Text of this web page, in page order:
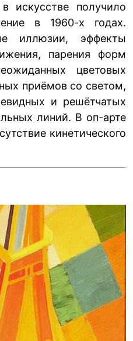
искусстве получило
в 1960-х годах.
иллюзии, эффекты
парения форм
цветовых
приёмов со светом,
и решётчатых
линий. В оп-арте
кинетического